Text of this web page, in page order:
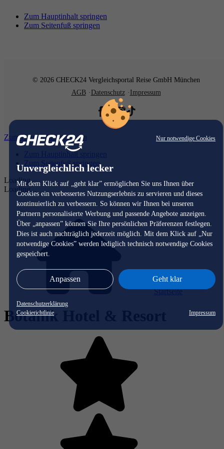
Nur notwendige Cookies
Unvergleichlich lecker
Mit dem Klick auf „geht klar” ermöglichen Sie uns Ihnen über
Cookies ein verbessertes Nutzungserlebnis zu servieren und dieses
kontinuierlich zu verbessern. So können wir Ihnen bei unseren
Partnern personalisierte Werbung und passende Angebote anzeigen.
Über „anpassen” können Sie Ihre persönlichen Präferenzen festlegen.
Dies ist auch nachträglich jederzeit möglich. Mit dem Klick auf „Nur
notwendige Cookies” werden lediglich technisch notwendige Cookies
gespeichert.
Anpassen Geht klar
Datenschutzerklärung
Cookierichtlinie
Impressum
Zum Hauptinhalt springen
Zum Seitenfuß springen
© 2026 CHECK24 Vergleichsportal Reise GmbH München
AGB
Datenschutz Impressum
Zum Hauptinhalt springen
Zum Hauptinhalt springen
Zum Seitenfuß springen
Loading...
Loading...
Startseite
Botanik Hotel & Resort